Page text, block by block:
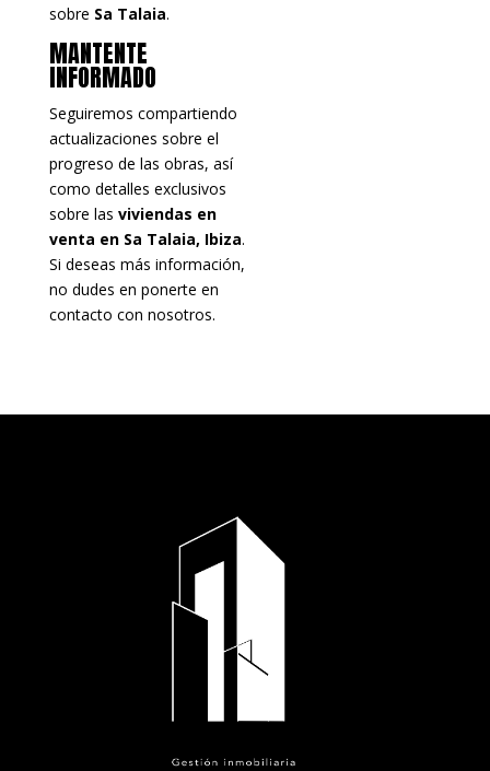
sobre Sa Talaia.
MANTENTE
INFORMADO
Seguiremos compartiendo
actualizaciones sobre el
progreso de las obras, así
como detalles exclusivos
sobre las viviendas en
venta en Sa Talaia, Ibiza.
Si deseas más información,
no dudes en ponerte en
contacto con nosotros.